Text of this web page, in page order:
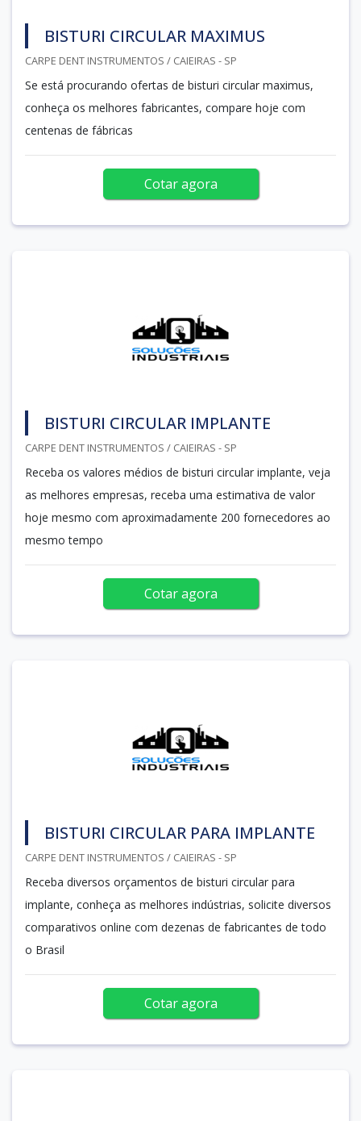
BISTURI CIRCULAR MAXIMUS
CARPE DENT INSTRUMENTOS / CAIEIRAS - SP
Se está procurando ofertas de bisturi circular maximus,
conheça os melhores fabricantes, compare hoje com
centenas de fábricas
Cotar agora
BISTURI CIRCULAR IMPLANTE
CARPE DENT INSTRUMENTOS / CAIEIRAS - SP
Receba os valores médios de bisturi circular implante, veja
as melhores empresas, receba uma estimativa de valor
hoje mesmo com aproximadamente 200 fornecedores ao
mesmo tempo
Cotar agora
BISTURI CIRCULAR PARA IMPLANTE
CARPE DENT INSTRUMENTOS / CAIEIRAS - SP
Receba diversos orçamentos de bisturi circular para
implante, conheça as melhores indústrias, solicite diversos
comparativos online com dezenas de fabricantes de todo
o Brasil
Cotar agora